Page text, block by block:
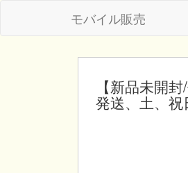
モバイル販売
【新品未開
発送、土、祝